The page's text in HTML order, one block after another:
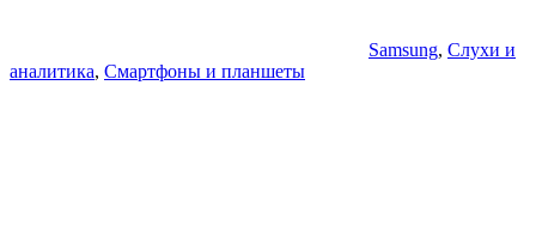
Samsung, Слухи и
аналитика, Смартфоны и планшеты